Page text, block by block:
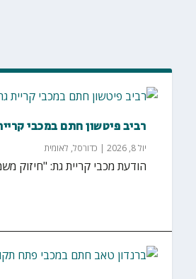
רביב פיטשון חתם במכבי
יול 8, 2026 | כדורסל, לאומית
הודעת מכבי קריית גת: "חיזוק